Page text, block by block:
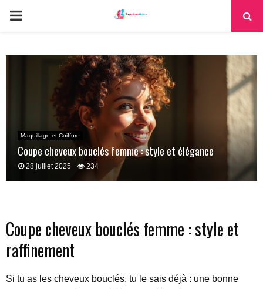
PRIMARY
Maquillage et Coiffure
Coupe cheveux bouclés femme : style et élégance
28 juillet 2025 234
Coupe cheveux bouclés femme : style et
raffinement
Si tu as les cheveux bouclés, tu le sais déjà : une bonne